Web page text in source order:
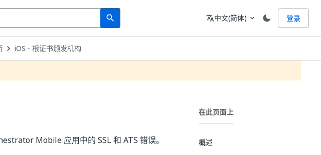
search
Search 语言
translate中文(简体) expand_more 登录
iOS - 根证书颁发机构
Mobile 应用中的 SSL 和 ATS 错误。
在此页面上
概述